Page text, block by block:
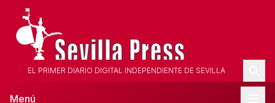
EL PRIMER DIARIO DIGITAL INDEPENDIENTE DE SEVILLA
Menú